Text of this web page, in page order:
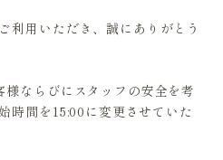
シー
利用いただき、誠にありがとう
ならびにスタッフの安全を考
時間を15:00に変更させていた